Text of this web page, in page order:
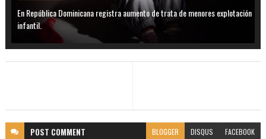
En República Dominicana registra aumento de trata de menores explotación
infantil.
POST COMMENT BLOGGER DISQUS FACEBOOK